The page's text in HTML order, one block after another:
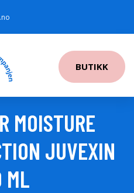
BUTIKK
MOISTURE
JUVEXIN
ML